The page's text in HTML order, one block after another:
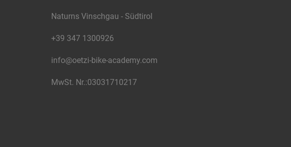
Naturns Vinschgau - Südtirol
+39 347 1300926
info@oetzi-bike-academy.com
MwSt. Nr.:03031710217